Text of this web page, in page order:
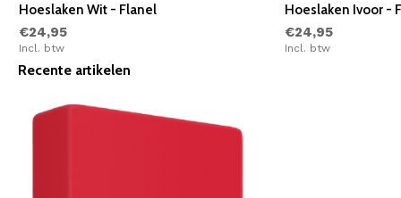
Hoeslaken Wit - Flanel
€24,95
Incl. btw
Hoeslaken Ivoor -
€24,95
Incl. btw
Recente artikelen